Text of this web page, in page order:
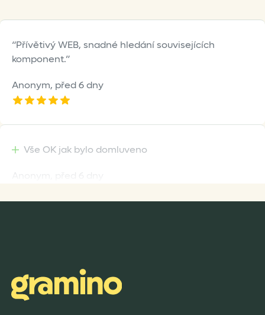
Přívětivý WEB, snadné hledání souvisejících
komponent.
Anonym, před 6 dny
Vše OK jak bylo domluveno
Anonym,před 7 dny